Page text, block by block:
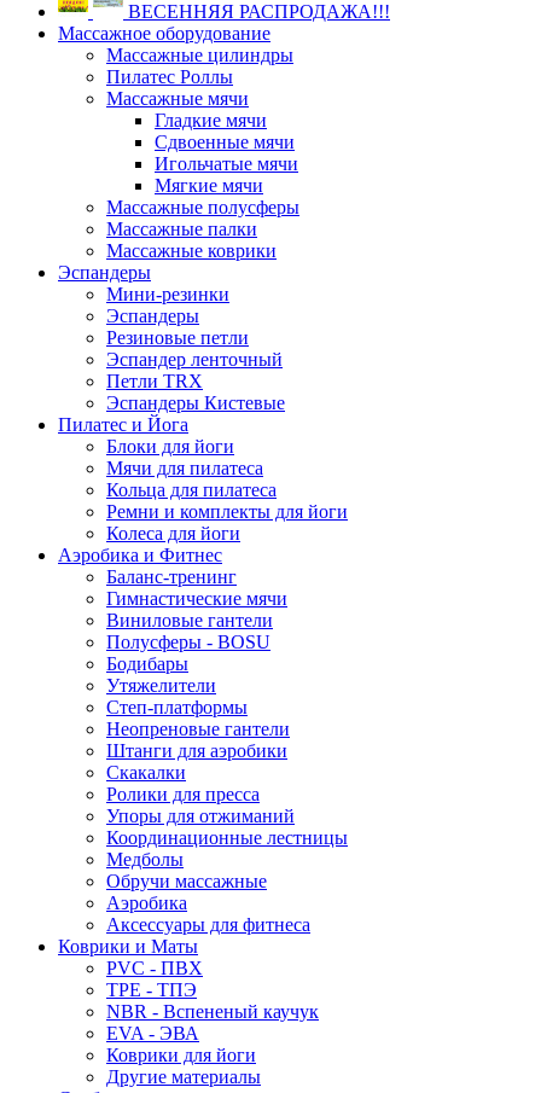
ВЕСЕННЯЯ РАСПРОДАЖА!!!
Массажное оборудование
Массажные цилиндры
Пилатес Роллы
Массажные мячи
Гладкие мячи
Сдвоенные мячи
Игольчатые мячи
Мягкие мячи
Массажные полусферы
Массажные палки
Массажные коврики
Эспандеры
Мини-резинки
Эспандеры
Резиновые петли
Эспандер ленточный
Петли TRX
Эспандеры Кистевые
Пилатес и Йога
Блоки для йоги
Мячи для пилатеса
Кольца для пилатеса
Ремни и комплекты для йоги
Колеса для йоги
Аэробика и Фитнес
Баланс-тренинг
Гимнастические мячи
Виниловые гантели
Полусферы - BOSU
Бодибары
Утяжелители
Степ-платформы
Неопреновые гантели
Штанги для аэробики
Скакалки
Ролики для пресса
Упоры для отжиманий
Координационные лестницы
Медболы
Обручи массажные
Аэробика
Аксессуары для фитнеса
Коврики и Маты
PVC - ПВХ
TPE - ТПЭ
NBR - Вспененый каучук
EVA - ЭВА
Коврики для йоги
Другие материалы